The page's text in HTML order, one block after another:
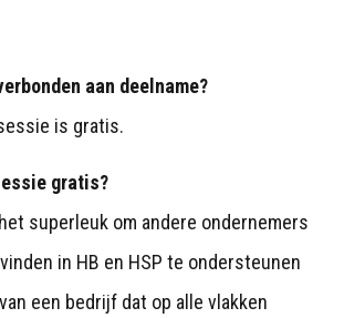
aan deelname?
is gratis.
gratis?
superleuk om andere ondernemers
in HB en HSP te ondersteunen
een bedrijf dat op alle vlakken